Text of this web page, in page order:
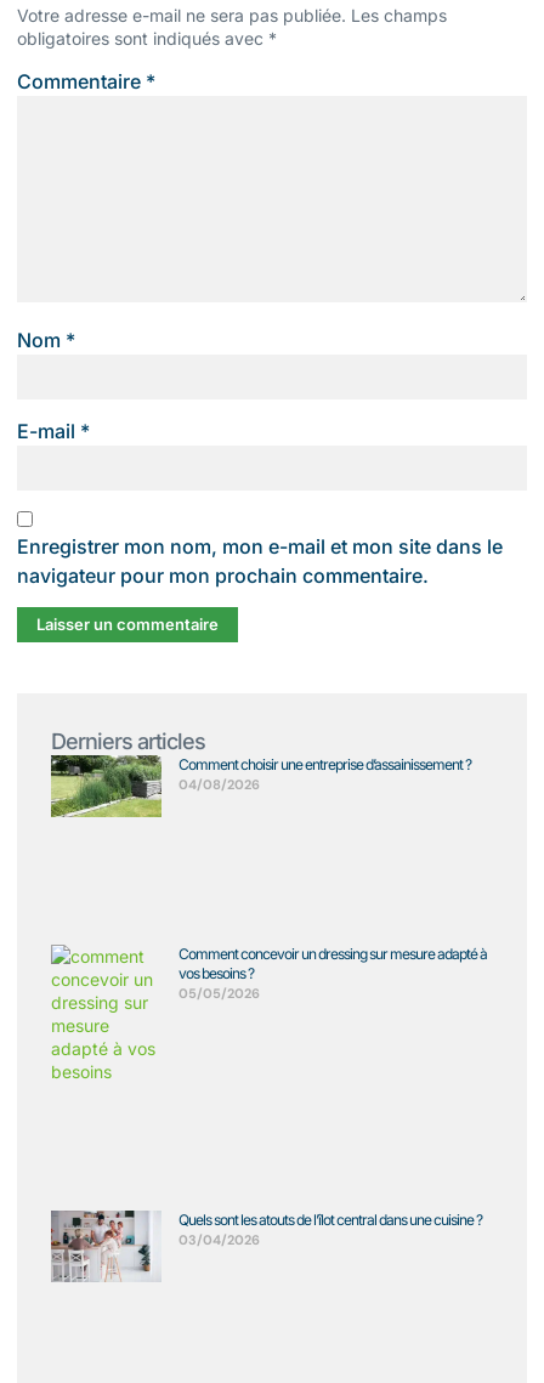
Votre adresse e-mail ne sera pas publiée. Les champs
obligatoires sont indiqués avec *
Commentaire *
Nom *
E-mail *
Enregistrer mon nom, mon e-mail et mon site dans le
navigateur pour mon prochain commentaire.
Derniers articles
Comment choisir une entreprise d’assainissement ?
04/08/2026
Comment concevoir un dressing sur mesure adapté à
vos besoins ?
05/05/2026
Quels sont les atouts de l’îlot central dans une cuisine ?
03/04/2026